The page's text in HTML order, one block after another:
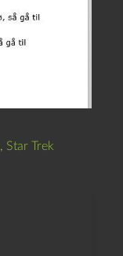
, Star Trek